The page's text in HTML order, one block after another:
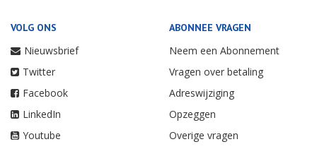
VOLG ONS
Nieuwsbrief
Twitter
Facebook
LinkedIn
Youtube
ABONNEE VRAGEN
Neem een Abonnement
Vragen over betaling
Adreswijziging
Opzeggen
Overige vragen